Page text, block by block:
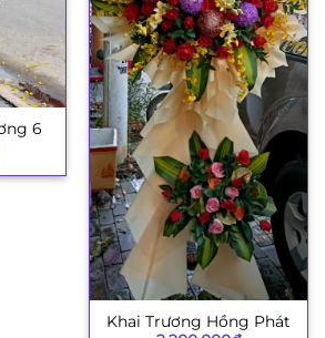
6
Khai Trương Hồng Phát